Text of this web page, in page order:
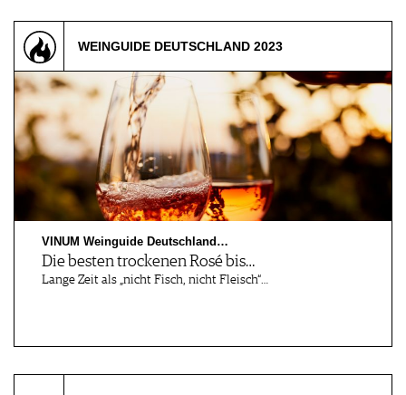
WEINGUIDE DEUTSCHLAND 2023
VINUM Weinguide Deutschland…
Die besten trockenen Rosé bis…
Lange Zeit als „nicht Fisch, nicht Fleisch“…